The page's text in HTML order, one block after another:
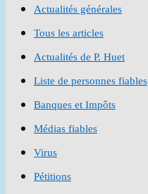
Actualités générales
Tous les articles
Actualités de P. Huet
Liste de personnes fiables
Banques et Impôts
Médias fiables
Virus
Pétitions